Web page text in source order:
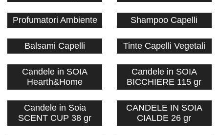
Profumatori Ambiente Shampoo Capelli
Balsami Capelli Tinte Capelli Vegetali
Candele in SOIA
Hearth&Home
Candele in SOIA
BICCHIERE 115 gr
Candele in Soia
SCENT CUP 38 gr
CANDELE IN SOIA
CIALDE 26 gr